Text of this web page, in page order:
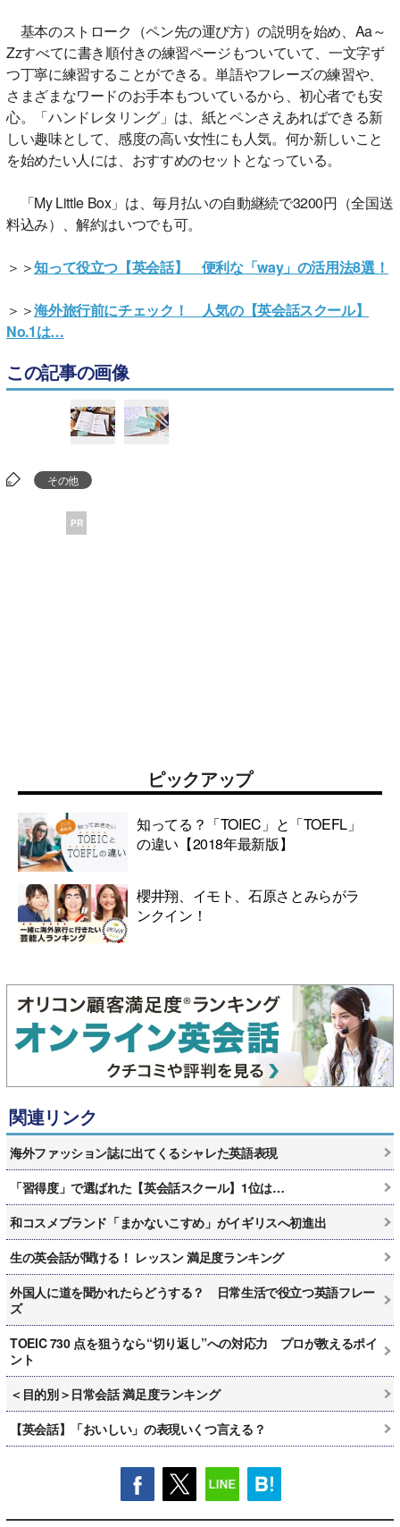
基本のストローク（ペン先の運び方）の説明を始め、Aa～
Zzすべてに書き順付きの練習ページもついていて、一文字ず
つ丁寧に練習することができる。単語やフレーズの練習や、
さまざまなワードのお手本もついているから、初心者でも安
心。「ハンドレタリング」は、紙とペンさえあればできる新
しい趣味として、感度の高い女性にも人気。何か新しいこと
を始めたい人には、おすすめのセットとなっている。
「My Little Box」は、毎月払いの自動継続で3200円（全国送
料込み）、解約はいつでも可。
＞＞知って役立つ【英会話】 便利な「way」の活用法8選！
＞＞海外旅行前にチェック！ 人気の【英会話スクール】
No.1は…
この記事の画像
その他
PR
ピックアップ
知ってる？「TOIEC」と「TOEFL」
の違い【2018年最新版】
櫻井翔、イモト、石原さとみらがラ
ンクイン！
関連リンク
海外ファッション誌に出てくるシャレた英語表現
「習得度」で選ばれた【英会話スクール】1位は…
和コスメブランド「まかないこすめ」がイギリスへ初進出
生の英会話が聞ける！ レッスン 満足度ランキング
外国人に道を聞かれたらどうする？ 日常生活で役立つ英語フレー
ズ
TOEIC 730 点を狙うなら“切り返し”への対応力 プロが教えるポイ
ント
＜目的別＞日常会話 満足度ランキング
【英会話】「おいしい」の表現いくつ言える？